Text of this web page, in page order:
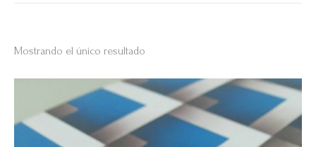
Mostrando el único resultado